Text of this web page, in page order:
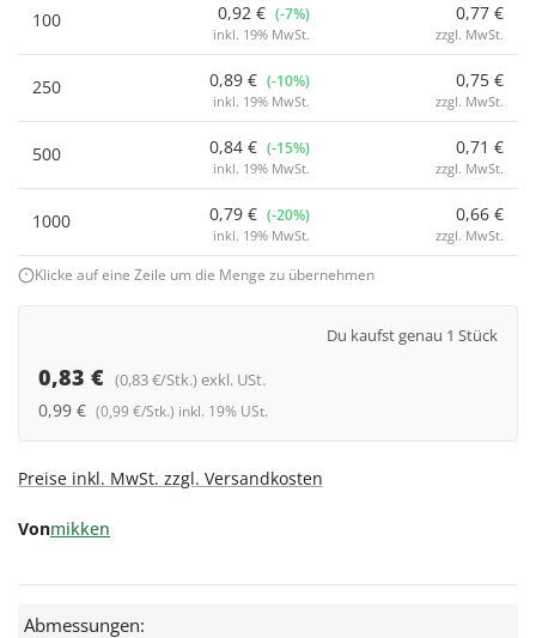
100 0,92 € (-7%)
inkl. 19% MwSt.
0,77 €
zzgl. MwSt.
250 0,89 € (-10%)
inkl. 19% MwSt.
0,75 €
zzgl. MwSt.
500 0,84 € (-15%)
inkl. 19% MwSt.
0,71 €
zzgl. MwSt.
1000 0,79 € (-20%)
inkl. 19% MwSt.
0,66 €
zzgl. MwSt.
Klicke auf eine Zeile um die Menge zu übernehmen
Du kaufst genau 1 Stück
0,83 € (0,83 €/Stk.) exkl. USt.
0,99 € (0,99 €/Stk.) inkl. 19% USt.
Preise inkl. MwSt. zzgl. Versandkosten
Vonmikken
Abmessungen: